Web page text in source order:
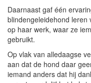
Daarnaast gaf één
blindengeleidehond leren
op haar werk, waar ze
gebruikt.
Op vlak van alledaagse
aan dat de hond daar
iemand anders dat hij